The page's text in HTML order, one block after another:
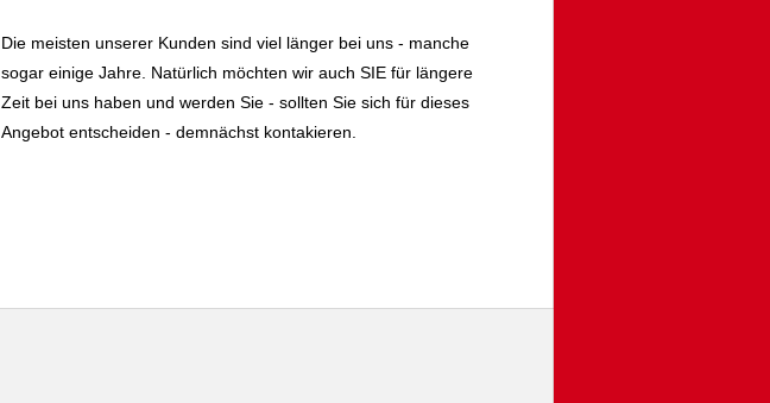
Die meisten unserer Kunden sind viel länger bei uns - manche
sogar einige Jahre. Natürlich möchten wir auch SIE für längere
Zeit bei uns haben und werden Sie - sollten Sie sich für dieses
Angebot entscheiden - demnächst kontakieren.